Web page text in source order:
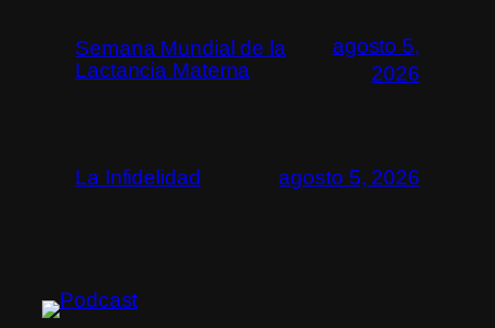
Semana Mundial de la
Lactancia Materna
agosto 5,
2026
La Infidelidad agosto 5, 2026